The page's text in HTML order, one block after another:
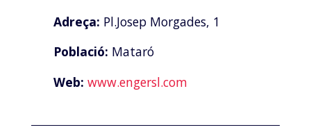
Adreça: Pl.Josep Morgades, 1
Població: Mataró
Web: www.engersl.com